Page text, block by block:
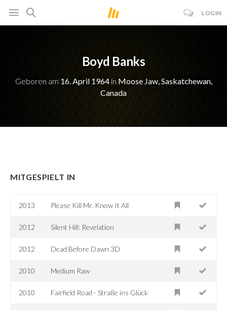
LOGIN
Boyd Banks
Geboren am 16. April 1964in Moose Jaw, Saskatchewan,
Canada
MITGESPIELT IN
2013 Please Kill Mr. Know It All
2012 Silent Hill: Revelation
2012 Dead Before Dawn 3D
2010 Medium Raw
2010 Fairfield Road - Straße ins Glück